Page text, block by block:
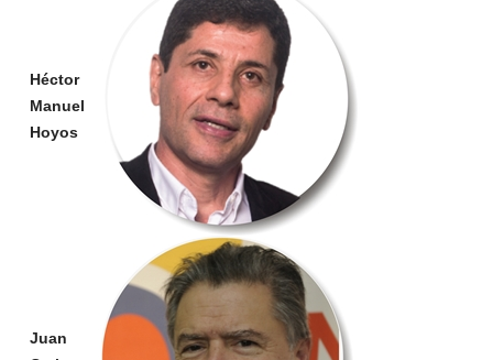
Héctor
Manuel
Hoyos
Juan